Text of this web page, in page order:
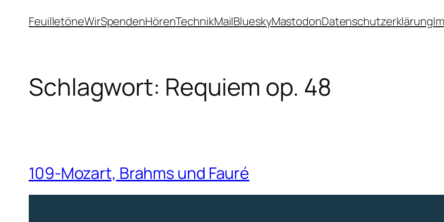
InhaltFeuilletöneWirSpendenHörenTechnikMailBlueskyMastodonDatenschutzerklärung
Schlagwort: Requiem op. 48
109-Mozart, Brahms und Fauré